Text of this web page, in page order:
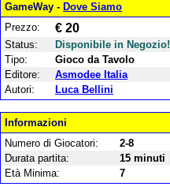
GameWay - Dove Siamo
Prezzo:
€ 20
Status:
Disponibile in Negozio!
Tipo:
Gioco da Tavolo
Editore:
Asmodee Italia
Autori:
Luca Bellini
Informazioni
Numero di Giocatori:
2-8
Durata partita:
15 minuti
Età Minima:
7